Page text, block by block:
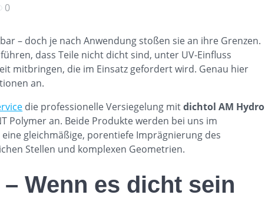
0
– doch je nach Anwendung stoßen sie an ihre Grenzen.
dass Teile nicht dicht sind, unter UV-Einfluss
mitbringen, die im Einsatz gefordert wird. Genau hier
an.
die professionelle Versiegelung mitdichtol AM Hydro
Polymer an. Beide Produkte werden bei uns im
gleichmäßige, porentiefe Imprägnierung des
Stellen und komplexen Geometrien.
Wenn es dicht sein